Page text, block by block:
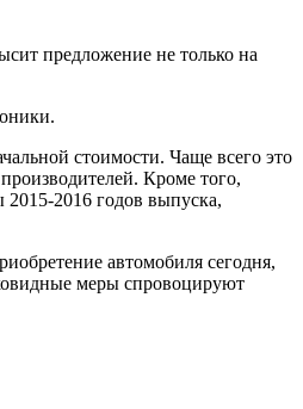
предложение не только на
стоимости. Чаще всего это
Кроме того,
2015-2016 годов выпуска,
автомобиля сегодня,
меры спровоцируют